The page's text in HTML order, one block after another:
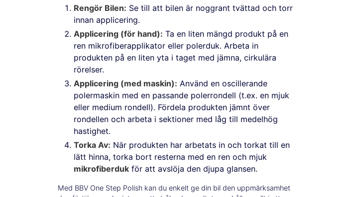
Rengör Bilen: Se till att bilen är noggrant tvättad och torr
innan applicering.
Applicering (för hand): Ta en liten mängd produkt på en
ren mikrofiberapplikator eller polerduk. Arbeta in
produkten på en liten yta i taget med jämna, cirkulära
rörelser.
Applicering (med maskin): Använd en oscillerande
polermaskin med en passande polerrondell (t.ex. en mjuk
eller medium rondell). Fördela produkten jämnt över
rondellen och arbeta i sektioner med låg till medelhög
hastighet.
Torka Av: När produkten har arbetats in och torkat till en
lätt hinna, torka bort resterna med en ren och mjuk
mikrofiberduk för att avslöja den djupa glansen.
Med BBV One Step Polish kan du enkelt ge din bil den uppmärksamhet